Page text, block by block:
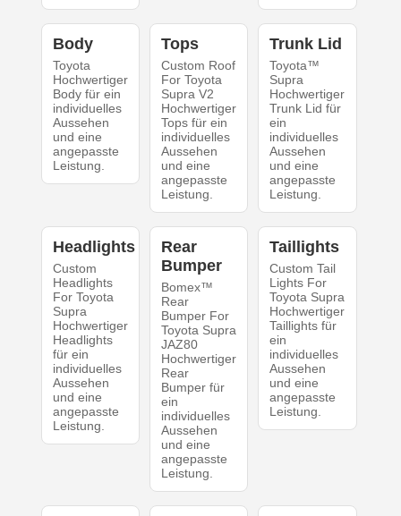
Body
Toyota
Hochwertiger
Body für ein
individuelles
Aussehen
und eine
angepasste
Leistung.
Tops
Custom Roof
For Toyota
Supra V2
Hochwertiger
Tops für ein
individuelles
Aussehen
und eine
angepasste
Leistung.
Trunk Lid
Toyota™
Supra
Hochwertiger
Trunk Lid für
ein
individuelles
Aussehen
und eine
angepasste
Leistung.
Headlights
Custom
Headlights
For Toyota
Supra
Hochwertiger
Headlights
für ein
individuelles
Aussehen
und eine
angepasste
Leistung.
Rear
Bumper
Bomex™
Rear
Bumper For
Toyota Supra
JAZ80
Hochwertiger
Rear
Bumper für
ein
individuelles
Aussehen
und eine
angepasste
Leistung.
Taillights
Custom Tail
Lights For
Toyota Supra
Hochwertiger
Taillights für
ein
individuelles
Aussehen
und eine
angepasste
Leistung.